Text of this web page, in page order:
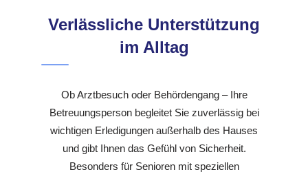
Verlässliche Unterstützung
im Alltag
Ob Arztbesuch oder Behördengang – Ihre
Betreuungsperson begleitet Sie zuverlässig bei
wichtigen Erledigungen außerhalb des Hauses
und gibt Ihnen das Gefühl von Sicherheit.
Besonders für Senioren mit speziellen